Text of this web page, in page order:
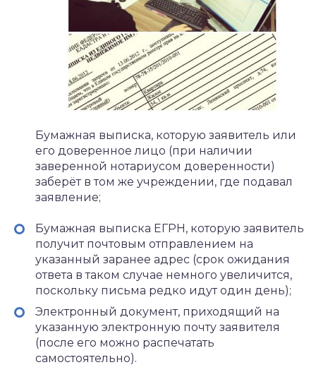
Бумажная выписка, которую заявитель или
его доверенное лицо (при наличии
заверенной нотариусом доверенности)
заберёт в том же учреждении, где подавал
заявление;
Бумажная выписка ЕГРН, которую заявитель
получит почтовым отправлением на
указанный заранее адрес (срок ожидания
ответа в таком случае немного увеличится,
поскольку письма редко идут один день);
Электронный документ, приходящий на
указанную электронную почту заявителя
(после его можно распечатать
самостоятельно).